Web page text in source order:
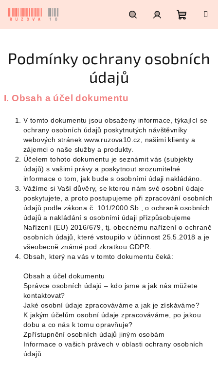
HledatPřihlášeníNákupní
košík
Podmínky ochrany osobních
údajů
I. Obsah a účel dokumentu
V tomto dokumentu jsou obsaženy informace, týkající se
ochrany osobních údajů poskytnutých návštěvníky
webových stránek www.ruzova10.cz, našimi klienty a
zájemci o naše služby a produkty.
Účelem tohoto dokumentu je seznámit vás (subjekty
údajů) s vašimi právy a poskytnout srozumitelné
informace o tom, jak bude s osobními údaji nakládáno.
Vážíme si Vaší důvěry, se kterou nám své osobní údaje
poskytujete, a proto postupujeme při zpracování osobních
údajů podle zákona č. 101/2000 Sb., o ochraně osobních
údajů a nakládání s osobními údaji přizpůsobujeme
Nařízení (EU) 2016/679, tj. obecnému nařízení o ochraně
osobních údajů, které vstoupilo v účinnost 25.5.2018 a je
všeobecně známé pod zkratkou GDPR.
Obsah, který na vás v tomto dokumentu čeká:
Obsah a účel dokumentu
Správce osobních údajů – kdo jsme a jak nás můžete
kontaktovat?
Jaké osobní údaje zpracováváme a jak je získáváme?
K jakým účelům osobní údaje zpracováváme, po jakou
dobu a co nás k tomu opravňuje?
Zpřístupnění osobních údajů jiným osobám
Informace o vašich právech v oblasti ochrany osobních
údajů